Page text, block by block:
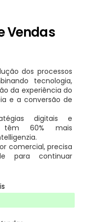
Vendas
dos processos
tecnologia,
da experiência do
e a conversão de
digitais e
têm 60% mais
comercial, precisa
para continuar